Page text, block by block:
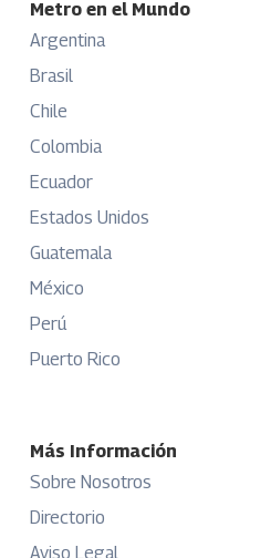
Metro en el Mundo
Argentina
Brasil
Chile
Colombia
Ecuador
Estados Unidos
Guatemala
México
Perú
Puerto Rico
Más Información
Sobre Nosotros
Directorio
Aviso Legal